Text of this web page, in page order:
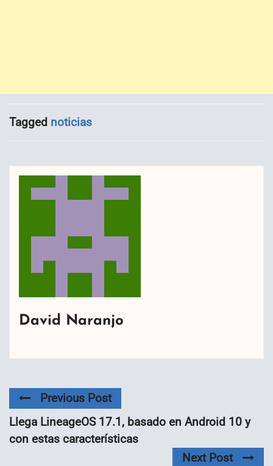
Tagged noticias
David Naranjo
Previous Post
Llega LineageOS 17.1, basado en Android 10 y
con estas características
Next Post